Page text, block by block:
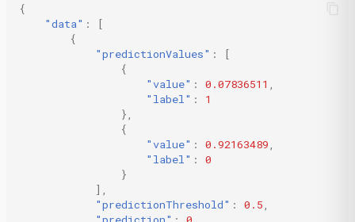
{
"data" :
[
{
"predictionValues" :
[
{
"value" : 0.07836511 ,
"label" :
1
},
{
"value" : 0.92163489,
"label" :
0
}
],
"predictionThreshold" : 0.5,